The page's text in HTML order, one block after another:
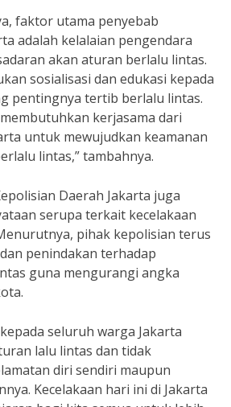
faktor utama penyebab
adalah kelalaian pengendara
akan aturan berlalu lintas.
sosialisasi dan edukasi kepada
pentingnya tertib berlalu lintas.
kerjasama dari
untuk mewujudkan keamanan
lintas,” tambahnya.
Daerah Jakarta juga
serupa terkait kecelakaan
pihak kepolisian terus
penindakan terhadap
guna mengurangi angka
seluruh warga Jakarta
lalu lintas dan tidak
diri sendiri maupun
Kecelakaan hari ini di Jakarta